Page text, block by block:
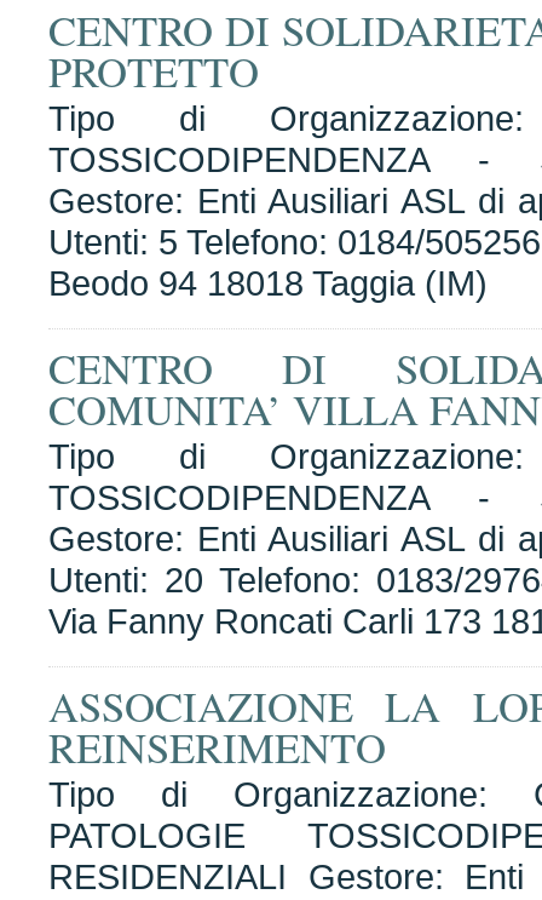
CENTRO DI
PROTETTO
Tipo di Organizzazione:
TOSSICODIPENDENZA -
Gestore: Enti Ausiliari ASL di
Utenti: 5 Telefono: 0184/
Beodo 94 18018 Taggia (IM)
CENTRO DI
COMUNITA’ VILLA
Tipo di Organizzazione:
TOSSICODIPENDENZA -
Gestore: Enti Ausiliari ASL di
Utenti: 20 Telefono: 0183/
Via Fanny Roncati Carli 173
ASSOCIAZIONE LA
REINSERIMENTO
Tipo di Organizzazione:
PATOLOGIE
RESIDENZIALI Gestore: